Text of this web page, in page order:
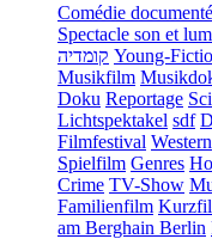
Comédie
Spectacle son et
קומדיה Young-
Musikfilm
Doku Reportage
Lichtspektakel sdf
Filmfestival Western
Spielfilm Genres
Crime TV-Show
Familienfilm
am Berghain Berlin